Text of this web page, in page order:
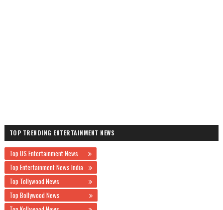
TOP TRENDING ENTERTAINMENT NEWS
Top US Entertainment News
Top Entertainment News India
Top Tollywood News
Top Bollywood News